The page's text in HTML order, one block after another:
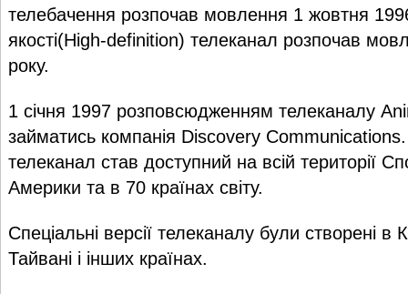
телебачення розпочав мовлення 1 жовтня
якості(High-definition) телеканал розпочав
року.
1 січня 1997 розповсюдженням телеканалу
займатись компанія Discovery
телеканал став доступний на всій території
Америки та в 70 країнах світу.
Спеціальні версії телеканалу були створені в
Тайвані і інших країнах.